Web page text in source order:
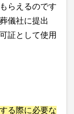
らえるのです
儀社に提出
証として使用
る際に必要な